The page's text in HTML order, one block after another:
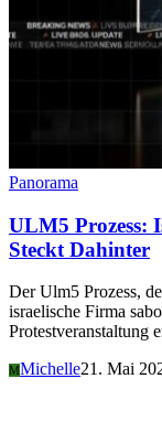
Panorama
ULM5 Prozess:
Steckt Dahinter
Der Ulm5 Prozess,
israelische Firma
MMichelle21. Mai